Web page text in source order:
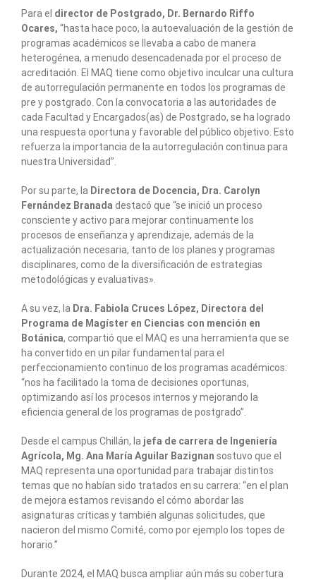
Para el director de Postgrado, Dr. Bernardo Riffo
Ocares, “hasta hace poco, la autoevaluación de la gestión de
programas académicos se llevaba a cabo de manera
heterogénea, a menudo desencadenada por el proceso de
acreditación. El MAQ tiene como objetivo inculcar una cultura
de autorregulación permanente en todos los programas de
pre y postgrado. Con la convocatoria a las autoridades de
cada Facultad y Encargados(as) de Postgrado, se ha logrado
una respuesta oportuna y favorable del público objetivo. Esto
refuerza la importancia de la autorregulación continua para
nuestra Universidad”.
Por su parte, la Directora de Docencia, Dra. Carolyn
Fernández Branada destacó que “se inició un proceso
consciente y activo para mejorar continuamente los
procesos de enseñanza y aprendizaje, además de la
actualización necesaria, tanto de los planes y programas
disciplinares, como de la diversificación de estrategias
metodológicas y evaluativas».
A su vez, la Dra. Fabiola Cruces López, Directora del
Programa de Magíster en Ciencias con mención en
Botánica, compartió que el MAQ es una herramienta que se
ha convertido en un pilar fundamental para el
perfeccionamiento continuo de los programas académicos:
“nos ha facilitado la toma de decisiones oportunas,
optimizando así los procesos internos y mejorando la
eficiencia general de los programas de postgrado”.
Desde el campus Chillán, la jefa de carrera de Ingeniería
Agrícola, Mg. Ana María Aguilar Bazignan sostuvo que el
MAQ representa una oportunidad para trabajar distintos
temas que no habían sido tratados en su carrera: “en el plan
de mejora estamos revisando el cómo abordar las
asignaturas críticas y también algunas solicitudes, que
nacieron del mismo Comité, como por ejemplo los topes de
horario.”
Durante 2024, el MAQ busca ampliar aún más su cobertura